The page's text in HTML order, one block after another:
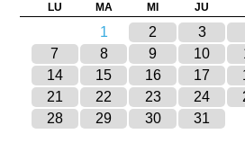
LU MA MI JU
1 2 3
7
8 9 10
14
15 16 17
21
22 23 24
28
29 30 31